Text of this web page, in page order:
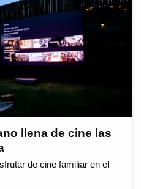
llena de cine las
de cine familiar en el